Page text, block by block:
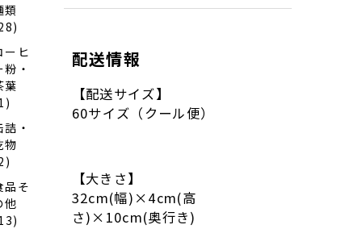
類
ーヒ
粉・
葉
詰・
物
品そ
他
配送情報
【配送サイズ】
60サイズ（クール便）
【大きさ】
32cm(幅)×4cm(高
さ)×10cm(奥行き)